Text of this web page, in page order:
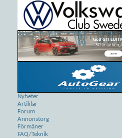
Nyheter
Artiklar
Forum
Annonstorg
Förmåner
FAQ/Teknik